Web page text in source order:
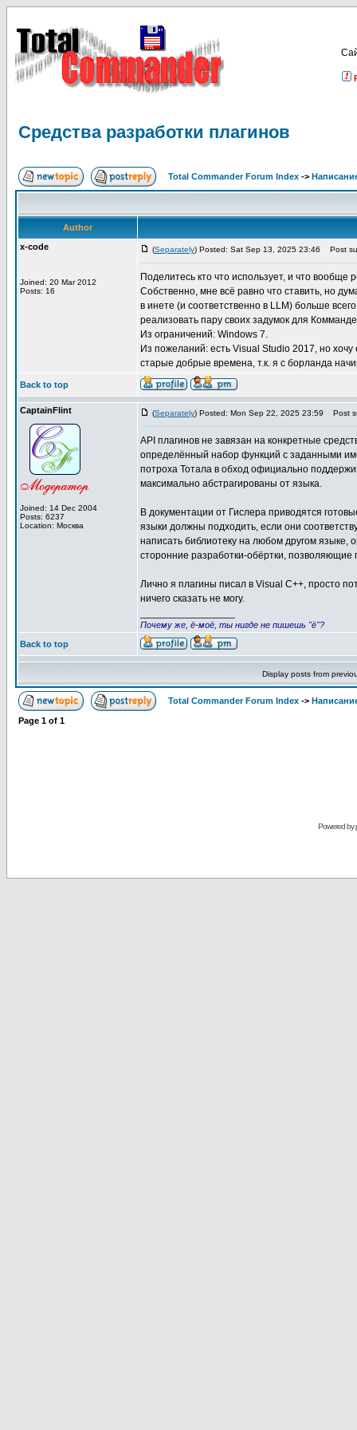
Средства разработки плагинов
Total Commander Forum Index ->
Author
x-code
Joined: 20 Mar 2012
Posts: 16
(Separately) Posted: Sat Sep 13, 2025 23:46 Post
Поделитесь кто что использует, и что вообще
Собственно, мне всё равно что ставить, но
в инете (и соответственно в LLM) больше
реализовать пару своих задумок для
Из ограничений: Windows 7.
Из пожеланий: есть Visual Studio 2017, но
старые добрые времена, т.к. я с борланда
Back to top
CaptainFlint
Joined: 14 Dec 2004
Posts: 6237
Location: Москва
(Separately) Posted: Mon Sep 22, 2025 23:59 Post
API плагинов не завязан на конкретные
определённый набор функций с заданными
потроха Тотала в обход официально
максимально абстрагированы от языка.
В документации от Гислера приводятся
языки должны подходить, если они
написать библиотеку на любом другом языке,
сторонние разработки-обёртки,
Лично я плагины писал в Visual C++, просто
ничего сказать не могу.
Почему же, ё-моё, ты нигде не пишешь "ё"?
Back to top
Display posts from
Total Commander Forum Index ->
Page 1 of 1
Powered by